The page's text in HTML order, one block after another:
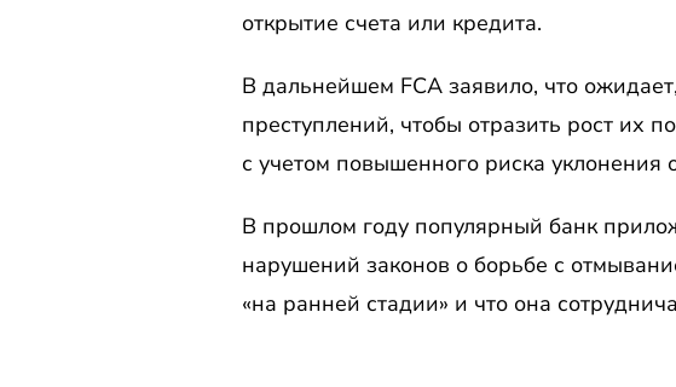
открытие счета или кредита.
В дальнейшем FCA заявило, что
преступлений, чтобы отразить рост их
с учетом повышенного риска уклонения
В прошлом году популярный банк
нарушений законов о борьбе с
«на ранней стадии» и что она